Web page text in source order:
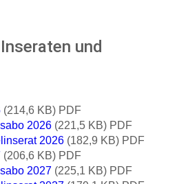
und
(214,6 KB) PDF
2026 (221,5 KB) PDF
2026 (182,9 KB) PDF
(206,6 KB) PDF
2027 (225,1 KB) PDF